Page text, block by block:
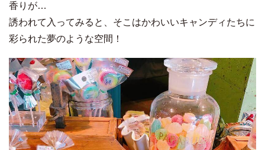
香りが…
誘われて入ってみると、そこはかわいいキャンディたちに
彩られた夢のような空間！